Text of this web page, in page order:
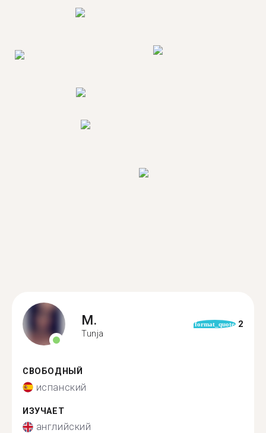
M.
Tunja
format_quote 2
СВОБОДНЫЙ
испанский
ИЗУЧАЕТ
английский